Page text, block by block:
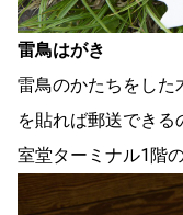
雷鳥はがき
雷鳥のかたちをした
を貼れば郵送でき
室堂ターミナル1階